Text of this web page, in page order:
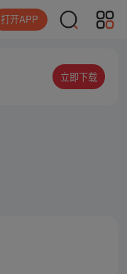
打开APP
立即下载